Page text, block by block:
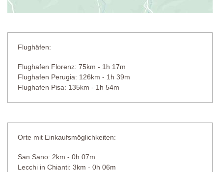
Flughäfen:
Flughafen Florenz: 75km - 1h 17m
Flughafen Perugia: 126km - 1h 39m
Flughafen Pisa: 135km - 1h 54m
Orte mit Einkaufsmöglichkeiten:
San Sano: 2km - 0h 07m
Lecchi in Chianti: 3km - 0h 06m